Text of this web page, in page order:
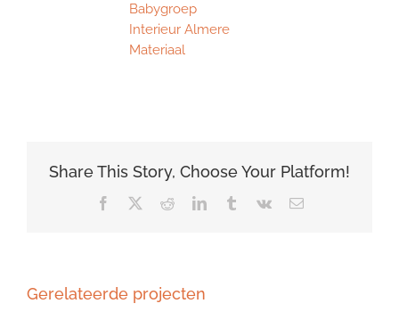
Babygroep
Interieur Almere
Materiaal
Share This Story, Choose Your Platform!
Facebook RedditLinkedInTumblrVk
E-
Gerelateerde projecten